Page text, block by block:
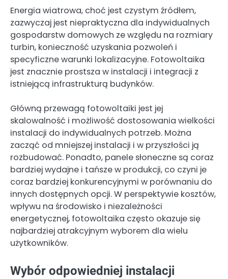
Energia wiatrowa, choć jest czystym źródłem,
zazwyczaj jest niepraktyczna dla indywidualnych
gospodarstw domowych ze względu na rozmiary
turbin, konieczność uzyskania pozwoleń i
specyficzne warunki lokalizacyjne. Fotowoltaika
jest znacznie prostsza w instalacji i integracji z
istniejącą infrastrukturą budynków.
Główną przewagą fotowoltaiki jest jej
skalowalność i możliwość dostosowania wielkości
instalacji do indywidualnych potrzeb. Można
zacząć od mniejszej instalacji i w przyszłości ją
rozbudować. Ponadto, panele słoneczne są coraz
bardziej wydajne i tańsze w produkcji, co czyni je
coraz bardziej konkurencyjnymi w porównaniu do
innych dostępnych opcji. W perspektywie kosztów,
wpływu na środowisko i niezależności
energetycznej, fotowoltaika często okazuje się
najbardziej atrakcyjnym wyborem dla wielu
użytkowników.
Wybór odpowiedniej instalacji